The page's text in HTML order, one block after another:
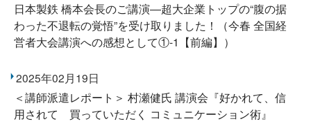
日本製鉄 橋本会長のご講演―超大企業トップの“腹の据
わった不退転の覚悟”を受け取りました！（今春 全国経
営者大会講演への感想として①-1【前編】）
2025年02月19日
＜講師派遣レポート＞ 村瀬健氏 講演会『好かれて、信
用されて 買っていただく コミュニケーション術』